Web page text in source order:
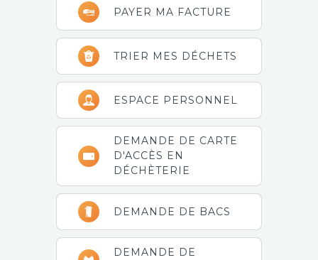
latérale
principale
PAYER MA FACTURE
TRIER MES DÉCHETS
ESPACE PERSONNEL
DEMANDE DE CARTE
D'ACCÈS EN
DÉCHÈTERIE
DEMANDE DE BACS
DEMANDE DE